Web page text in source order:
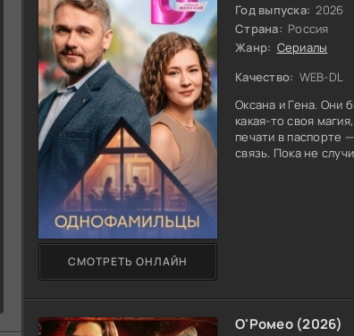
Год выпуска: 2026
Страна: Россия
Жанр: Сериалы
Качество: WEB-DL
Оксана и Гена. Они
какая-то своя
печати в паспорте
связь. Пока не
СМОТРЕТЬ ОНЛАЙН
О'Ромео (2026)